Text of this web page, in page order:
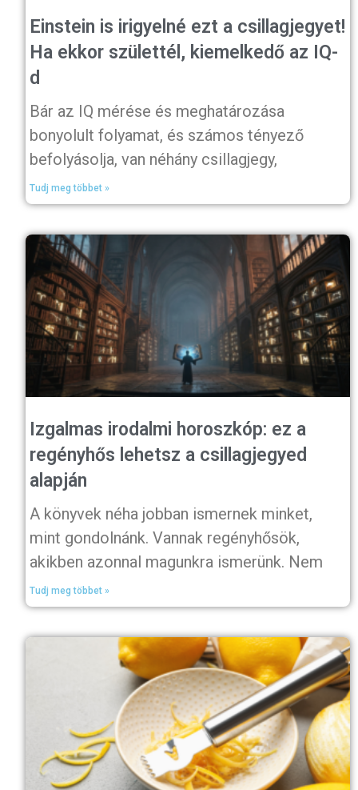
Einstein is irigyelné ezt a csillagjegyet!
Ha ekkor születtél, kiemelkedő az IQ-
d
Bár az IQ mérése és meghatározása
bonyolult folyamat, és számos tényező
befolyásolja, van néhány csillagjegy,
Tudj meg többet »
Izgalmas irodalmi horoszkóp: ez a
regényhős lehetsz a csillagjegyed
alapján
A könyvek néha jobban ismernek minket,
mint gondolnánk. Vannak regényhősök,
akikben azonnal magunkra ismerünk. Nem
Tudj meg többet »